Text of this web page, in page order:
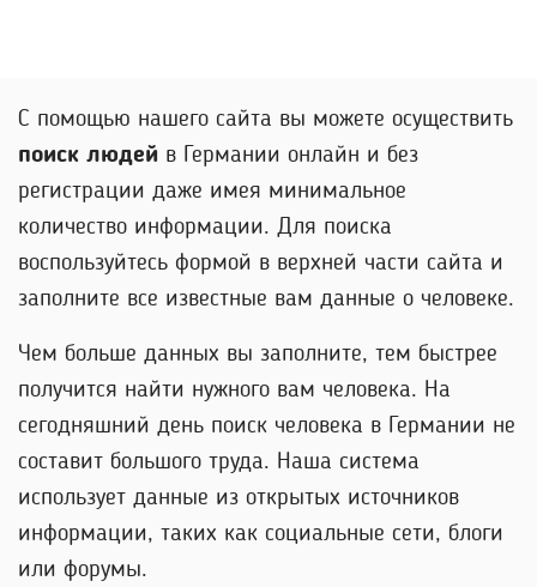
С помощью нашего сайта вы можете осуществить
поиск людей в Германии онлайн и без
регистрации даже имея минимальное
количество информации. Для поиска
воспользуйтесь формой в верхней части сайта и
заполните все известные вам данные о человеке.
Чем больше данных вы заполните, тем быстрее
получится найти нужного вам человека. На
сегодняшний день поиск человека в Германии не
составит большого труда. Наша система
использует данные из открытых источников
информации, таких как социальные сети, блоги
или форумы.